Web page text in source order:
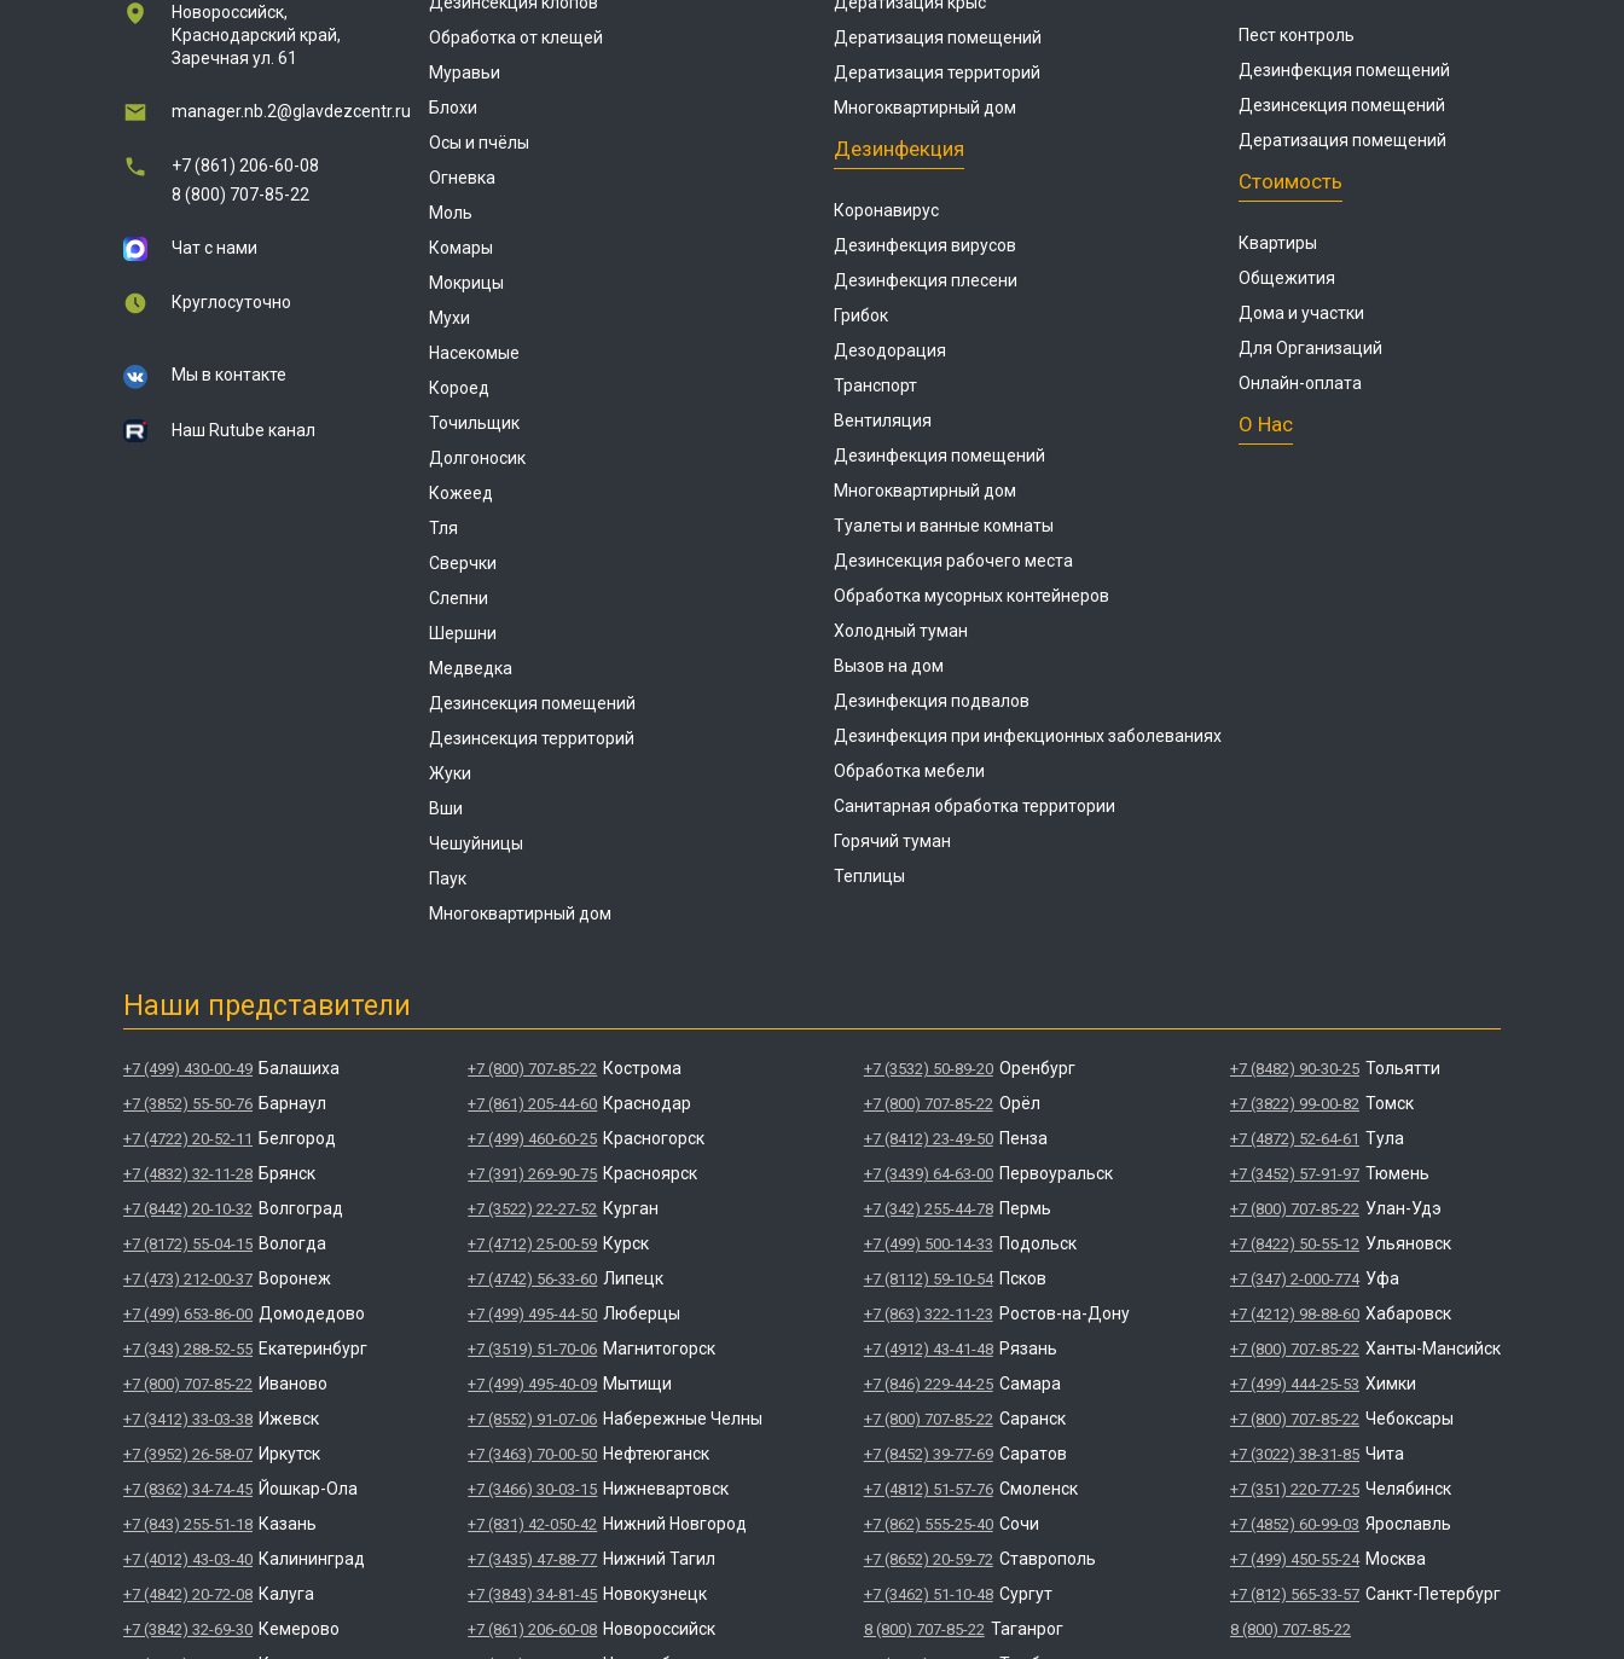
Новороссийск,
Краснодарский край,
Заречная ул. 61
manager.nb.2@glavdezcentr.ru
+7 (861) 206-60-08
8 (800) 707-85-22
Чат с нами
Круглосуточно
Мы в контакте
Наш Rutube канал
Обработка от клещей
Муравьи
Блохи
Осы и пчёлы
Огневка
Моль
Комары
Мокрицы
Мухи
Насекомые
Короед
Точильщик
Долгоносик
Кожеед
Тля
Сверчки
Слепни
Шершни
Медведка
Дезинсекция помещений
Дезинсекция территорий
Жуки
Вши
Чешуйницы
Паук
Многоквартирный дом
Дератизация помещений
Дератизация территорий
Многоквартирный дом
Дезинфекция
Коронавирус
Дезинфекция вирусов
Дезинфекция плесени
Грибок
Дезодорация
Транспорт
Вентиляция
Дезинфекция помещений
Многоквартирный дом
Туалеты и ванные комнаты
Дезинсекция рабочего места
Обработка мусорных контейнеров
Холодный туман
Вызов на дом
Дезинфекция подвалов
Дезинфекция при инфекционных заболеваниях
Обработка мебели
Санитарная обработка территории
Горячий туман
Теплицы
Пест контроль
Дезинфекция помещений
Дезинсекция помещений
Дератизация помещений
Стоимость
Квартиры
Общежития
Дома и участки
Для Организаций
Онлайн-оплата
О Нас
Наши представители
+7 (499) 430-00-49 Балашиха
+7 (3852) 55-50-76 Барнаул
+7 (4722) 20-52-11 Белгород
+7 (4832) 32-11-28 Брянск
+7 (8442) 20-10-32 Волгоград
+7 (8172) 55-04-15 Вологда
+7 (473) 212-00-37 Воронеж
+7 (499) 653-86-00 Домодедово
+7 (343) 288-52-55 Екатеринбург
+7 (800) 707-85-22 Иваново
+7 (3412) 33-03-38 Ижевск
+7 (3952) 26-58-07 Иркутск
+7 (8362) 34-74-45 Йошкар-Ола
+7 (843) 255-51-18 Казань
+7 (4012) 43-03-40 Калининград
+7 (4842) 20-72-08 Калуга
+7 (3842) 32-69-30 Кемерово
+7 (800) 707-85-22 Кострома
+7 (861) 205-44-60 Краснодар
+7 (499) 460-60-25 Красногорск
+7 (391) 269-90-75 Красноярск
+7 (3522) 22-27-52 Курган
+7 (4712) 25-00-59 Курск
+7 (4742) 56-33-60 Липецк
+7 (499) 495-44-50 Люберцы
+7 (3519) 51-70-06 Магнитогорск
+7 (499) 495-40-09 Мытищи
+7 (8552) 91-07-06 Набережные Челны
+7 (3463) 70-00-50 Нефтеюганск
+7 (3466) 30-03-15 Нижневартовск
+7 (831) 42-050-42 Нижний Новгород
+7 (3435) 47-88-77 Нижний Тагил
+7 (3843) 34-81-45 Новокузнецк
+7 (861) 206-60-08 Новороссийск
+7 (3532) 50-89-20 Оренбург
+7 (800) 707-85-22 Орёл
+7 (8412) 23-49-50 Пенза
+7 (3439) 64-63-00 Первоуральск
+7 (342) 255-44-78 Пермь
+7 (499) 500-14-33 Подольск
+7 (8112) 59-10-54 Псков
+7 (863) 322-11-23 Ростов-на-Дону
+7 (4912) 43-41-48 Рязань
+7 (846) 229-44-25 Самара
+7 (800) 707-85-22 Саранск
+7 (8452) 39-77-69 Саратов
+7 (4812) 51-57-76 Смоленск
+7 (862) 555-25-40 Сочи
+7 (8652) 20-59-72 Ставрополь
+7 (3462) 51-10-48 Сургут
8 (800) 707-85-22 Таганрог
+7 (8482) 90-30-25 Тольятти
+7 (3822) 99-00-82 Томск
+7 (4872) 52-64-61 Тула
+7 (3452) 57-91-97 Тюмень
+7 (800) 707-85-22 Улан-Удэ
+7 (8422) 50-55-12 Ульяновск
+7 (347) 2-000-774 Уфа
+7 (4212) 98-88-60 Хабаровск
+7 (800) 707-85-22 Ханты-Мансийск
+7 (499) 444-25-53 Химки
+7 (800) 707-85-22 Чебоксары
+7 (3022) 38-31-85 Чита
+7 (351) 220-77-25 Челябинск
+7 (4852) 60-99-03 Ярославль
+7 (499) 450-55-24 Москва
+7 (812) 565-33-57 Санкт-Петербург
8 (800) 707-85-22